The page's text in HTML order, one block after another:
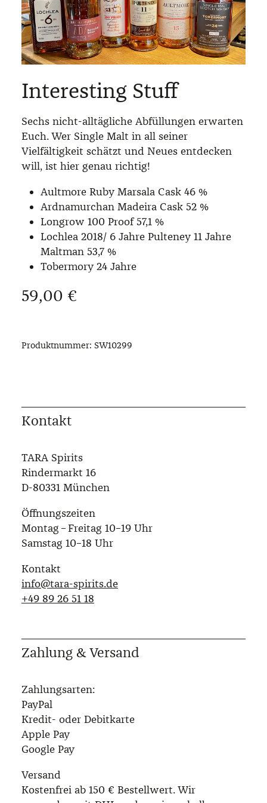
Interesting Stuff
Sechs nicht-alltägliche Abfüllungen erwarten
Euch. Wer Single Malt in all seiner
Vielfältigkeit schätzt und Neues entdecken
will, ist hier genau richtig!
Aultmore Ruby Marsala Cask 46 %
Ardnamurchan Madeira Cask 52 %
Longrow 100 Proof 57,1 %
Lochlea 2018/ 6 Jahre Pulteney 11 Jahre
Maltman 53,7 %
Tobermory 24 Jahre
Regulärer Preis:
59,00 €
Produktnummer: SW10299
Kontakt
TARA Spirits
Rindermarkt 16
D-80331 München
Öffnungszeiten
Montag – Freitag 10–19 Uhr
Samstag 10–18 Uhr
Kontakt
info@tara-spirits.de
‭+49 89 26 51 18‬
Zahlung & Versand
Zahlungsarten:
PayPal
Kredit- oder Debitkarte
Apple Pay
Google Pay
Versand
Kostenfrei ab 150 € Bestellwert. Wir